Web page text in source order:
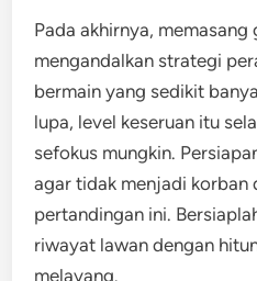
Pada akhirnya, memasang
mengandalkan strategi
bermain yang sedikit
lupa, level keseruan itu
sefokus mungkin.
agar tidak menjadi korban
pertandingan ini.
riwayat lawan dengan
melayang.